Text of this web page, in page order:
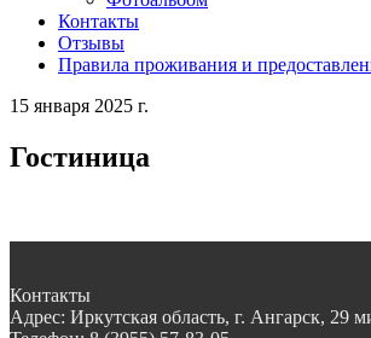
Контакты
Отзывы
Правила проживания и
15 января 2025 г.
Гостиница
Контакты
Адрес: Иркутская область, г. Ангарск, 29